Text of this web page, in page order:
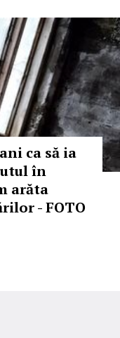
ca să ia
în
arăta
- FOTO